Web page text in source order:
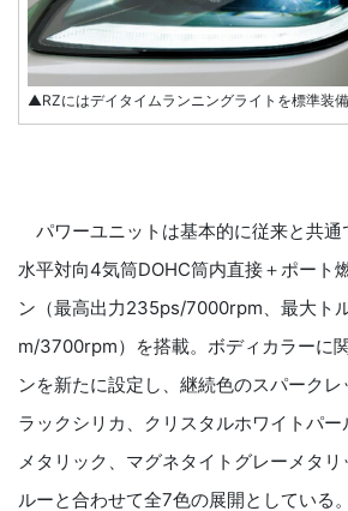
▲RZにはデイタイムランニングライトを標準装備
パワーユニットは基本的に従来と共
水平対向4気筒DOHC筒内直接＋ポート
ン（最高出力235ps/7000rpm、最大ト
m/3700rpm）を搭載。ボディカラーに
ンを新たに設定し、継続色のスパーク
ラックシリカ、クリスタルホワイトパ
メタリック、マグネタイトグレーメタ
ルーと合わせて全7色の展開としている。